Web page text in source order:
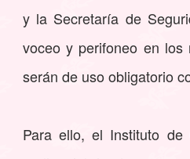
y la Secretaría de
voceo y perifoneo en los
serán de uso obligatorio
Para ello, el Instituto de